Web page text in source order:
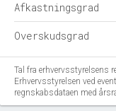
Afkastningsgrad
Overskudsgrad
Tal fra erhvervsstyrelsens
Erhvervsstyrelsen ved
regnskabsdataen med